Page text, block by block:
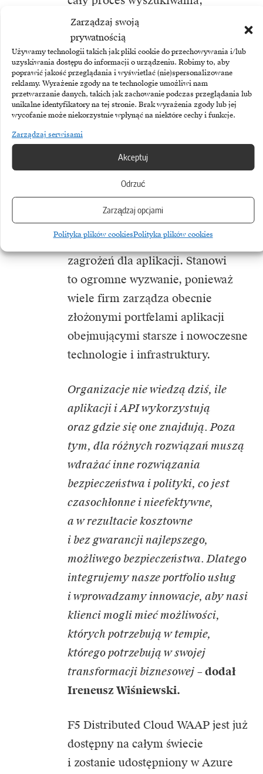
Zarządzaj swoją
prywatnością
Używamy technologii takich jak pliki cookie do przechowywania i/lub
uzyskiwania dostępu do informacji o urządzeniu. Robimy to, aby
poprawić jakość przeglądania i wyświetlać (nie)spersonalizowane
reklamy. Wyrażenie zgody na te technologie umożliwi nam
przetwarzanie danych, takich jak zachowanie podczas przeglądania lub
unikalne identyfikatory na tej stronie. Brak wyrażenia zgody lub jej
wycofanie może niekorzystnie wpłynąć na niektóre cechy i funkcje.
Zarządzaj serwisami
Akceptuj
Odrzuć
Zarządzaj opcjami
Polityka plików cookiesPolityka plików cookies
zabezpieczania i monitorowania
interfejsów API.
· Ochrona przed botami oparta
na technologii F5 Shape AI.
· Globalna rozproszona ochrona
przed atakami typu „odmowa
usługi” (DDoS).
Prawie wszystkie organizacje
znajdują się na zbiegu dwóch
istotnych trendów: ewolucji
aplikacji do roli centrum cyfrowego
życia klientów oraz eskalacji
zagrożeń dla aplikacji. Stanowi
to ogromne wyzwanie, ponieważ
wiele firm zarządza obecnie
złożonymi portfelami aplikacji
obejmującymi starsze i nowoczesne
technologie i infrastruktury.
Organizacje nie wiedzą dziś, ile
aplikacji i API wykorzystują
oraz gdzie się one znajdują. Poza
tym, dla różnych rozwiązań muszą
wdrażać inne rozwiązania
bezpieczeństwa i polityki, co jest
czasochłonne i nieefektywne,
a w rezultacie kosztowne
i bez gwarancji najlepszego,
możliwego bezpieczeństwa. Dlatego
integrujemy nasze portfolio usług
i wprowadzamy innowacje, aby nasi
klienci mogli mieć możliwości,
których potrzebują w tempie,
którego potrzebują w swojej
transformacji biznesowej – dodał
Ireneusz Wiśniewski.
F5 Distributed Cloud WAAP jest już
dostępny na całym świecie
i zostanie udostępniony w Azure